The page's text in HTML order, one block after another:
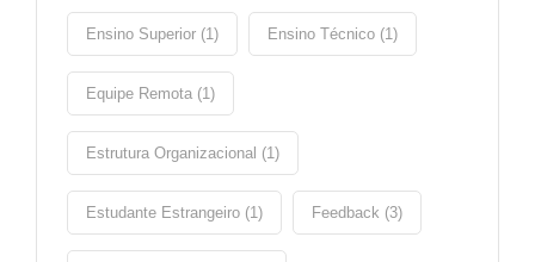
Ensino Superior (1) Ensino Técnico (1)
Equipe Remota (1)
Estrutura Organizacional (1)
Estudante Estrangeiro (1) Feedback (3)